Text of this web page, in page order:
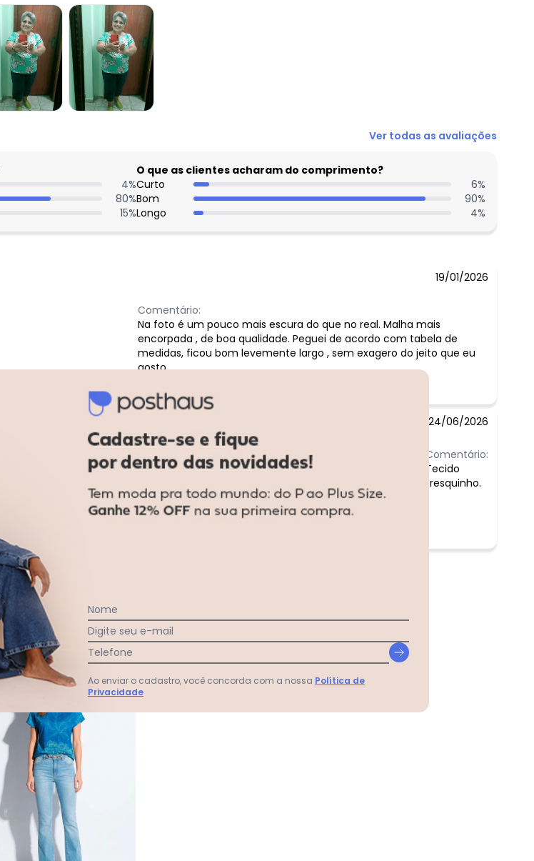
Ver todas as avaliações
4%
80%
15%
O que as clientes acharam do comprimento?
Curto
6%
Bom
90%
Longo
4%
19/01/2026
Comentário:
Na foto é um pouco mais escura do que no real. Malha mais
encorpada , de boa qualidade. Peguei de acordo com tabela de
medidas, ficou bom levemente largo , sem exagero do jeito que eu
gosto .
24/06/2026
Comentário:
Tecido
fresquinho.
Ver todas as avaliações
Nome
Digite seu e-mail
Telefone
Ao enviar o cadastro, você concorda com a nossa Política de
Privacidade